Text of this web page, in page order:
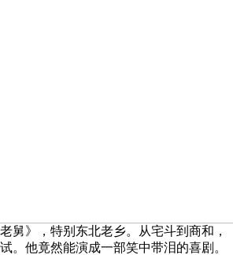
舅》，特别东北老乡。从宅斗到商和，
。他竟然能演成一部笑中带泪的喜剧。